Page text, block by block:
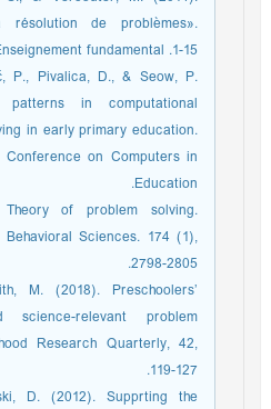
résolution de problèmes».
Enseignement fundamental .1-15.
P., Pivalica, D., & Seow, P.
patterns in computational
in early primary education.
Conference on Computers in
Education.
of problem solving.
Behavioral Sciences. 174 (1),
2798-2805.
M. (2018). Preschoolers’
science-relevant problem
Research Quarterly, 42,
119-127.
D. (2012). Supprting the